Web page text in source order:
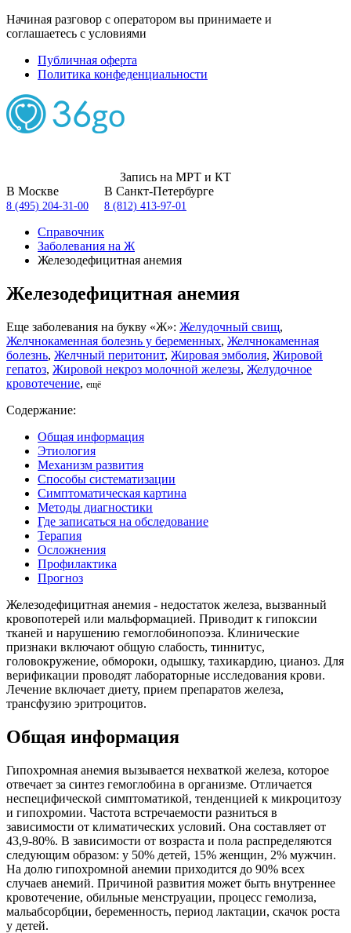
Начиная разговор с оператором вы принимаете и
соглашаетесь с условиями
Публичная оферта
Политика конфеденциальности
Запись на МРТ и КТ
В Москве
8 (495) 204-31-00
В Санкт-Петербурге
8 (812) 413-97-01
Справочник
Заболевания на Ж
Железодефицитная анемия
Железодефицитная анемия
Еще заболевания на букву «Ж»: Желудочный свищ,
Желчнокаменная болезнь у беременных, Желчнокаменная
болезнь, Желчный перитонит, Жировая эмболия, Жировой
гепатоз, Жировой некроз молочной железы, Желудочное
кровотечение, ещё
Содержание:
Общая информация
Этиология
Механизм развития
Способы систематизации
Симптоматическая картина
Методы диагностики
Где записаться на обследование
Терапия
Осложнения
Профилактика
Прогноз
Железодефицитная анемия - недостаток железа, вызванный
кровопотерей или мальформацией. Приводит к гипоксии
тканей и нарушению гемоглобинопоэза. Клинические
признаки включают общую слабость, тиннитус,
головокружение, обмороки, одышку, тахикардию, цианоз. Для
верификации проводят лабораторные исследования крови.
Лечение включает диету, прием препаратов железа,
трансфузию эритроцитов.
Общая информация
Гипохромная анемия вызывается нехваткой железа, которое
отвечает за синтез гемоглобина в организме. Отличается
неспецифической симптоматикой, тенденцией к микроцитозу
и гипохромии. Частота встречаемости разниться в
зависимости от климатических условий. Она составляет от
43,9-80%. В зависимости от возраста и пола распределяются
следующим образом: у 50% детей, 15% женщин, 2% мужчин.
На долю гипохромной анемии приходится до 90% всех
случаев анемий. Причиной развития может быть внутреннее
кровотечение, обильные менструации, процесс гемолиза,
мальабсорбции, беременность, период лактации, скачок роста
у детей.